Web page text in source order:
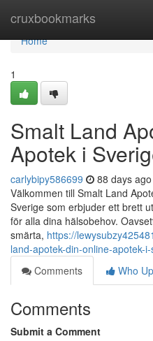
cruxbookmarks
Home
Home
1
Smalt Land
Apotek i
carlybipy586699 88 days ago
Välkommen till Smalt Land
Sverige som erbjuder ett brett
för alla dina hälsobehov.
smärta, https://
land-apotek-din-online-apotek-
Comments
Who
Comments
Submit a Comment